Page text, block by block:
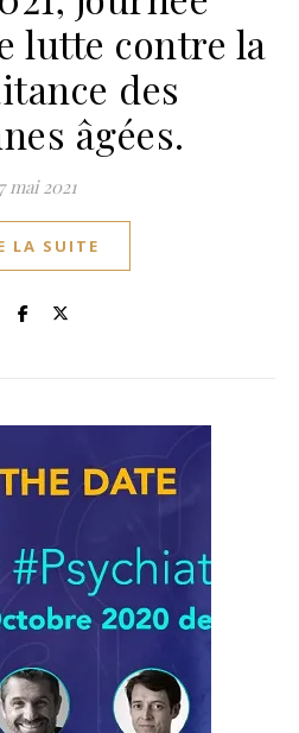
lutte contre la
des
âgées.
mai 2021
LA SUITE